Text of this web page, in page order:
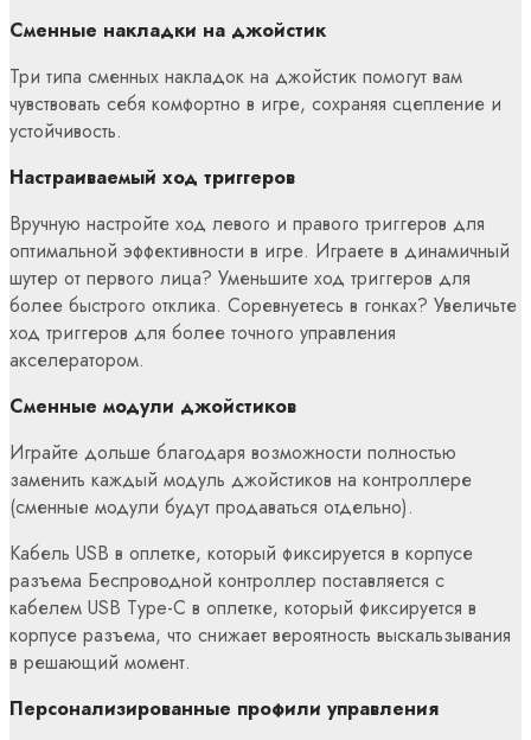
Сменные накладки на джойстик
Три типа сменных накладок на джойстик помогут вам
чувствовать себя комфортно в игре, сохраняя сцепление и
устойчивость.
Настраиваемый ход триггеров
Вручную настройте ход левого и правого триггеров для
оптимальной эффективности в игре. Играете в динамичный
шутер от первого лица? Уменьшите ход триггеров для
более быстрого отклика. Соревнуетесь в гонках? Увеличьте
ход триггеров для более точного управления
акселератором.
Сменные модули джойстиков
Играйте дольше благодаря возможности полностью
заменить каждый модуль джойстиков на контроллере
(сменные модули будут продаваться отдельно).
Кабель USB в оплетке, который фиксируется в корпусе
разъема Беспроводной контроллер поставляется с
кабелем USB Type-C в оплетке, который фиксируется в
корпусе разъема, что снижает вероятность выскальзывания
в решающий момент.
Персонализированные профили управления